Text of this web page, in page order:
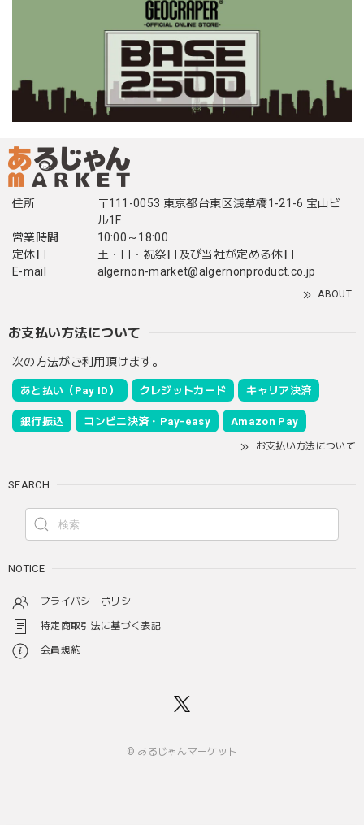
住所
〒111-0053 東京都台東区浅草橋1-21-6 宝山ビ
ル1F
営業時間
10:00～18:00
定休日
土・日・祝祭日及び当社が定める休日
E-mail
algernon-market@algernonproduct.co.jp
ABOUT
お支払い方法について
次の方法がご利用頂けます。
あと払い（Pay ID） クレジットカード キャリア決済
銀行振込 コンビニ決済・Pay-easy Amazon Pay
お支払い方法について
SEARCH
NOTICE
プライバシーポリシー
特定商取引法に基づく表記
会員規約
© あるじゃんマーケット